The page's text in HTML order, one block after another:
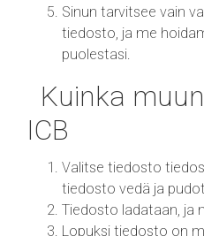
Sinun tarvitsee vain
tiedosto, ja me
puolestasi.
Kuinka
ICB
Valitse tiedosto
tiedosto vedä ja
Tiedosto ladataan, ja
Lopuksi tiedosto on